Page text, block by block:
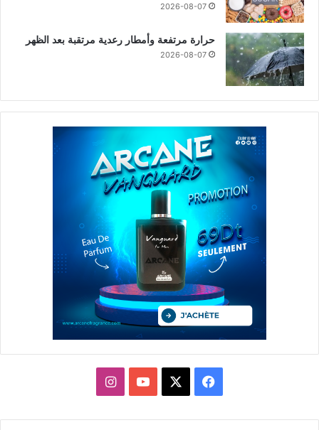
2026-08-07
حرارة مرتفعة وأمطار رعدية مرتقبة بعد الظهر
2026-08-07
فيسبوك يوتيوبانستقرام